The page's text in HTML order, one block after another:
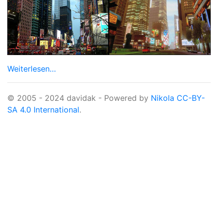
Weiterlesen…
© 2005 - 2024 davidak - Powered by Nikola CC-BY-
SA 4.0 International.